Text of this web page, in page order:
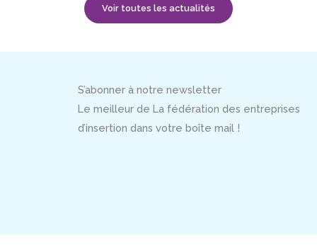
Voir toutes les actualités
S’abonner à notre newsletter
Le meilleur de La fédération des entreprises
d’insertion dans votre boîte mail !